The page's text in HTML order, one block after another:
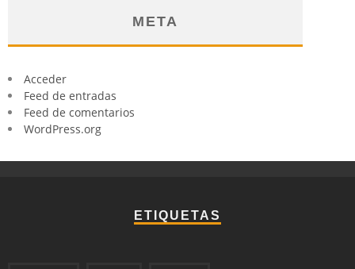
META
Acceder
Feed de entradas
Feed de comentarios
WordPress.org
ETIQUETAS